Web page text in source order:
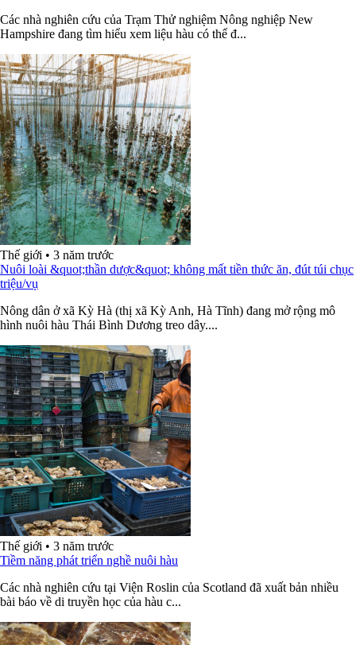
Các nhà nghiên cứu của Trạm Thử nghiệm Nông nghiệp New
Hampshire đang tìm hiểu xem liệu hàu có thể đ...
Thế giới • 3 năm trước
Nuôi loài &quot;thần dược&quot; không mất tiền thức ăn, đút túi chục
triệu/vụ
Nông dân ở xã Kỳ Hà (thị xã Kỳ Anh, Hà Tĩnh) đang mở rộng mô
hình nuôi hàu Thái Bình Dương treo dây....
Thế giới • 3 năm trước
Tiềm năng phát triển nghề nuôi hàu
Các nhà nghiên cứu tại Viện Roslin của Scotland đã xuất bản nhiều
bài báo về di truyền học của hàu c...